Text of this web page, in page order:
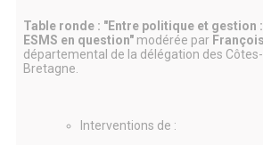
Table ronde : "Entre politique et gestion
ESMS en question"modérée par
départemental de la délégation des Côtes-
Bretagne.
Interventions de :